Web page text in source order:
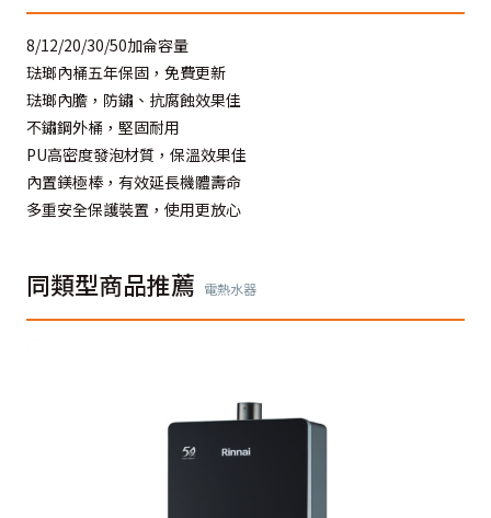
8/12/20/30/50加侖容量
琺瑯內桶五年保固，免費更新
琺瑯內膽，防鏽、抗腐蝕效果佳
不鏽鋼外桶，堅固耐用
PU高密度發泡材質，保溫效果佳
內置鎂極棒，有效延長機體壽命
多重安全保護裝置，使用更放心
同類型商品推薦 電熱水器